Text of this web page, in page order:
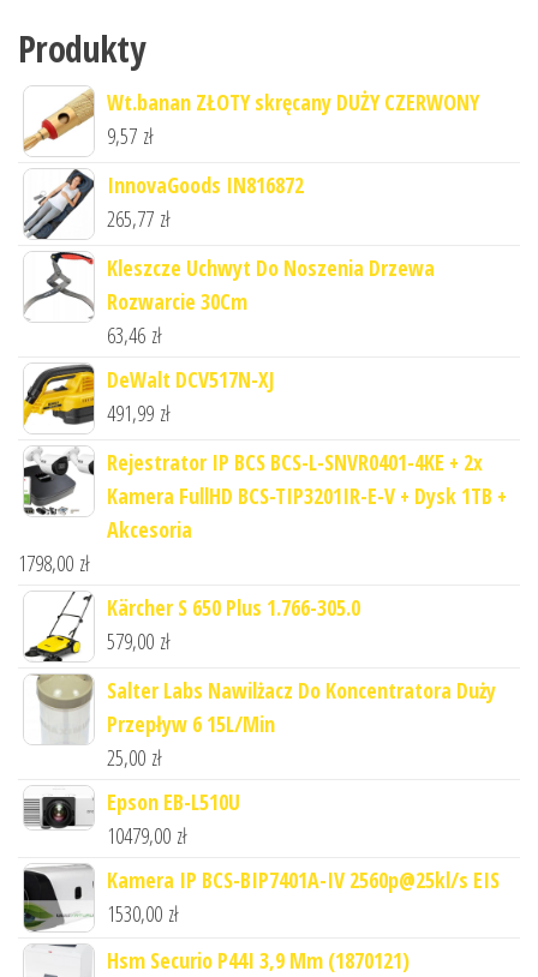
Produkty
Wt.banan ZŁOTY skręcany DUŻY CZERWONY
9,57 zł
InnovaGoods IN816872
265,77 zł
Kleszcze Uchwyt Do Noszenia Drzewa
Rozwarcie 30Cm
63,46 zł
DeWalt DCV517N-XJ
491,99 zł
Rejestrator IP BCS BCS-L-SNVR0401-4KE + 2x
Kamera FullHD BCS-TIP3201IR-E-V + Dysk 1TB +
Akcesoria
1798,00 zł
Kärcher S 650 Plus 1.766-305.0
579,00 zł
Salter Labs Nawilżacz Do Koncentratora Duży
Przepływ 6 15L/Min
25,00 zł
Epson EB-L510U
10479,00 zł
Kamera IP BCS-BIP7401A-IV 2560p@25kl/s EIS
1530,00 zł
Hsm Securio P44I 3,9 Mm (1870121)